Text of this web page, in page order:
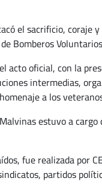
el sacrificio,
Bomberos
oficial, con la
intermedias,
a los
estuvo a
fue realizada
partidos